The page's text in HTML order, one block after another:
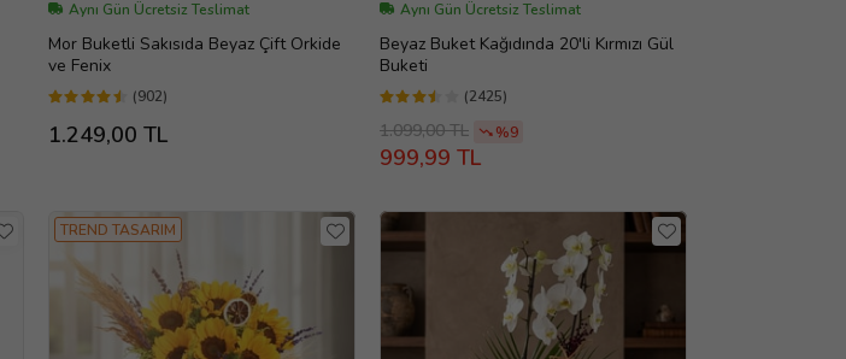
Aynı Gün Ücretsiz Teslimat
Mor Buketli Sakısıda Beyaz Çift Orkide
ve Fenix
(902)
1.249,00 TL
Aynı Gün Ücretsiz Teslimat
Beyaz Buket Kağıdında 20'li Kırmızı Gül
Buketi
(2425)
1.099,00 TL %9
999,99 TL
TREND TASARIM